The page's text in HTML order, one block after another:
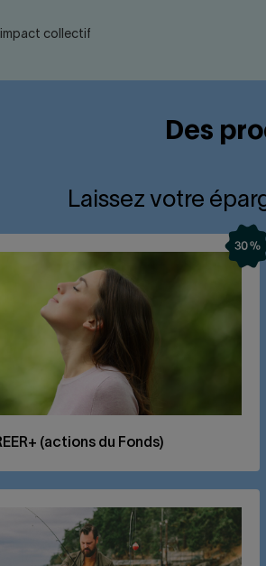
collectif
Des
Laissez votre
+ (actions du Fonds)